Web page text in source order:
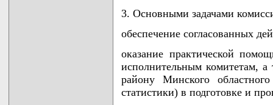
3. Основными задачами
обеспечение согласованных
оказание практической
исполнительным комитетам, а
району Минского
статистики) в подготовке и